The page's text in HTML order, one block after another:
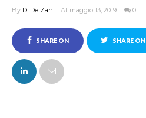
By D. De Zan At maggio 13, 2019 0
SHARE ON
FACEBOOK
SHARE ON